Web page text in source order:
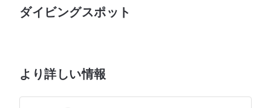
ダイビングスポット
より詳しい情報